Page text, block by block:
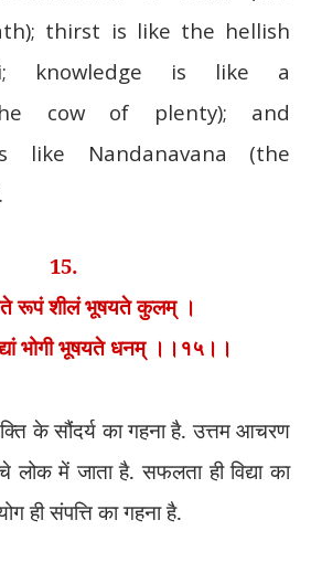
thirst is like the hellish
knowledge is like a
cow of plenty); and
like Nandanavana (the
15.
रूपं शीलं भूषयते कुलम् ।
भोगी भूषयते धनम् ।।१५।।
के सौंदर्य का गहना है. उत्तम आचरण
लोक में जाता है. सफलता ही विद्या का
ही संपत्ति का गहना है.